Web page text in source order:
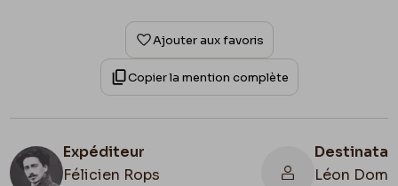
Ajouter aux favoris
Copier la mention complète
Expéditeur
Félicien Rops
Léon